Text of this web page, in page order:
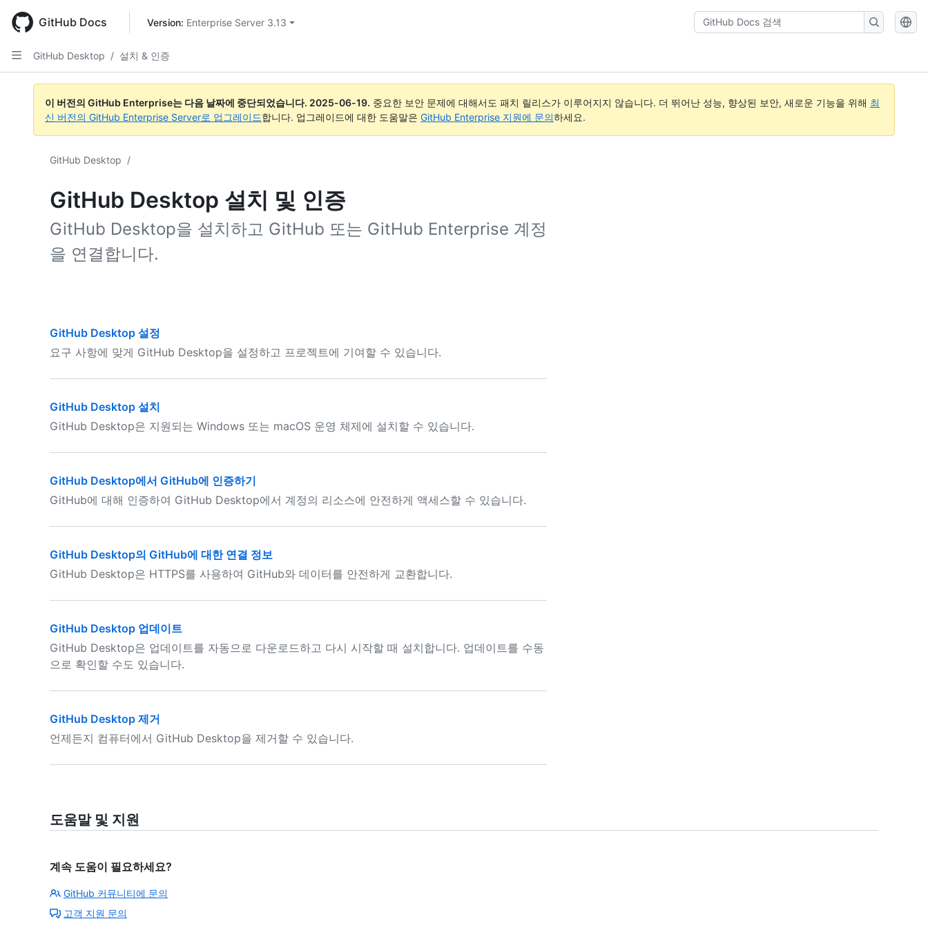
main
content
GitHub Docs Version: Enterprise Server 3.13
GitHub
Docs
GitHub Desktop / 설치 & 인증
이 버전의 GitHub Enterprise는 다음 날짜에 중단되었습니다. 2025-06-19. 중요한 보안 문제에 대해서도 패치 릴리스가 이루어지지 않습니다. 더 뛰어난 성능, 향상된 보안, 새로운 기능을 위해 최
신 버전의 GitHub Enterprise Server로 업그레이드합니다. 업그레이드에 대한 도움말은 GitHub Enterprise 지원에 문의하세요.
GitHub Desktop /
GitHub Desktop 설치 및 인증
GitHub Desktop을 설치하고 GitHub 또는 GitHub Enterprise 계정
을 연결합니다.
GitHub Desktop 설정
요구 사항에 맞게 GitHub Desktop을 설정하고 프로젝트에 기여할 수 있습니다.
GitHub Desktop 설치
GitHub Desktop은 지원되는 Windows 또는 macOS 운영 체제에 설치할 수 있습니다.
GitHub Desktop에서 GitHub에 인증하기
GitHub에 대해 인증하여 GitHub Desktop에서 계정의 리소스에 안전하게 액세스할 수 있습니다.
GitHub Desktop의 GitHub에 대한 연결 정보
GitHub Desktop은 HTTPS를 사용하여 GitHub와 데이터를 안전하게 교환합니다.
GitHub Desktop 업데이트
GitHub Desktop은 업데이트를 자동으로 다운로드하고 다시 시작할 때 설치합니다. 업데이트를 수동
으로 확인할 수도 있습니다.
GitHub Desktop 제거
언제든지 컴퓨터에서 GitHub Desktop을 제거할 수 있습니다.
도움말 및 지원
계속 도움이 필요하세요?
GitHub 커뮤니티에 문의
고객 지원 문의